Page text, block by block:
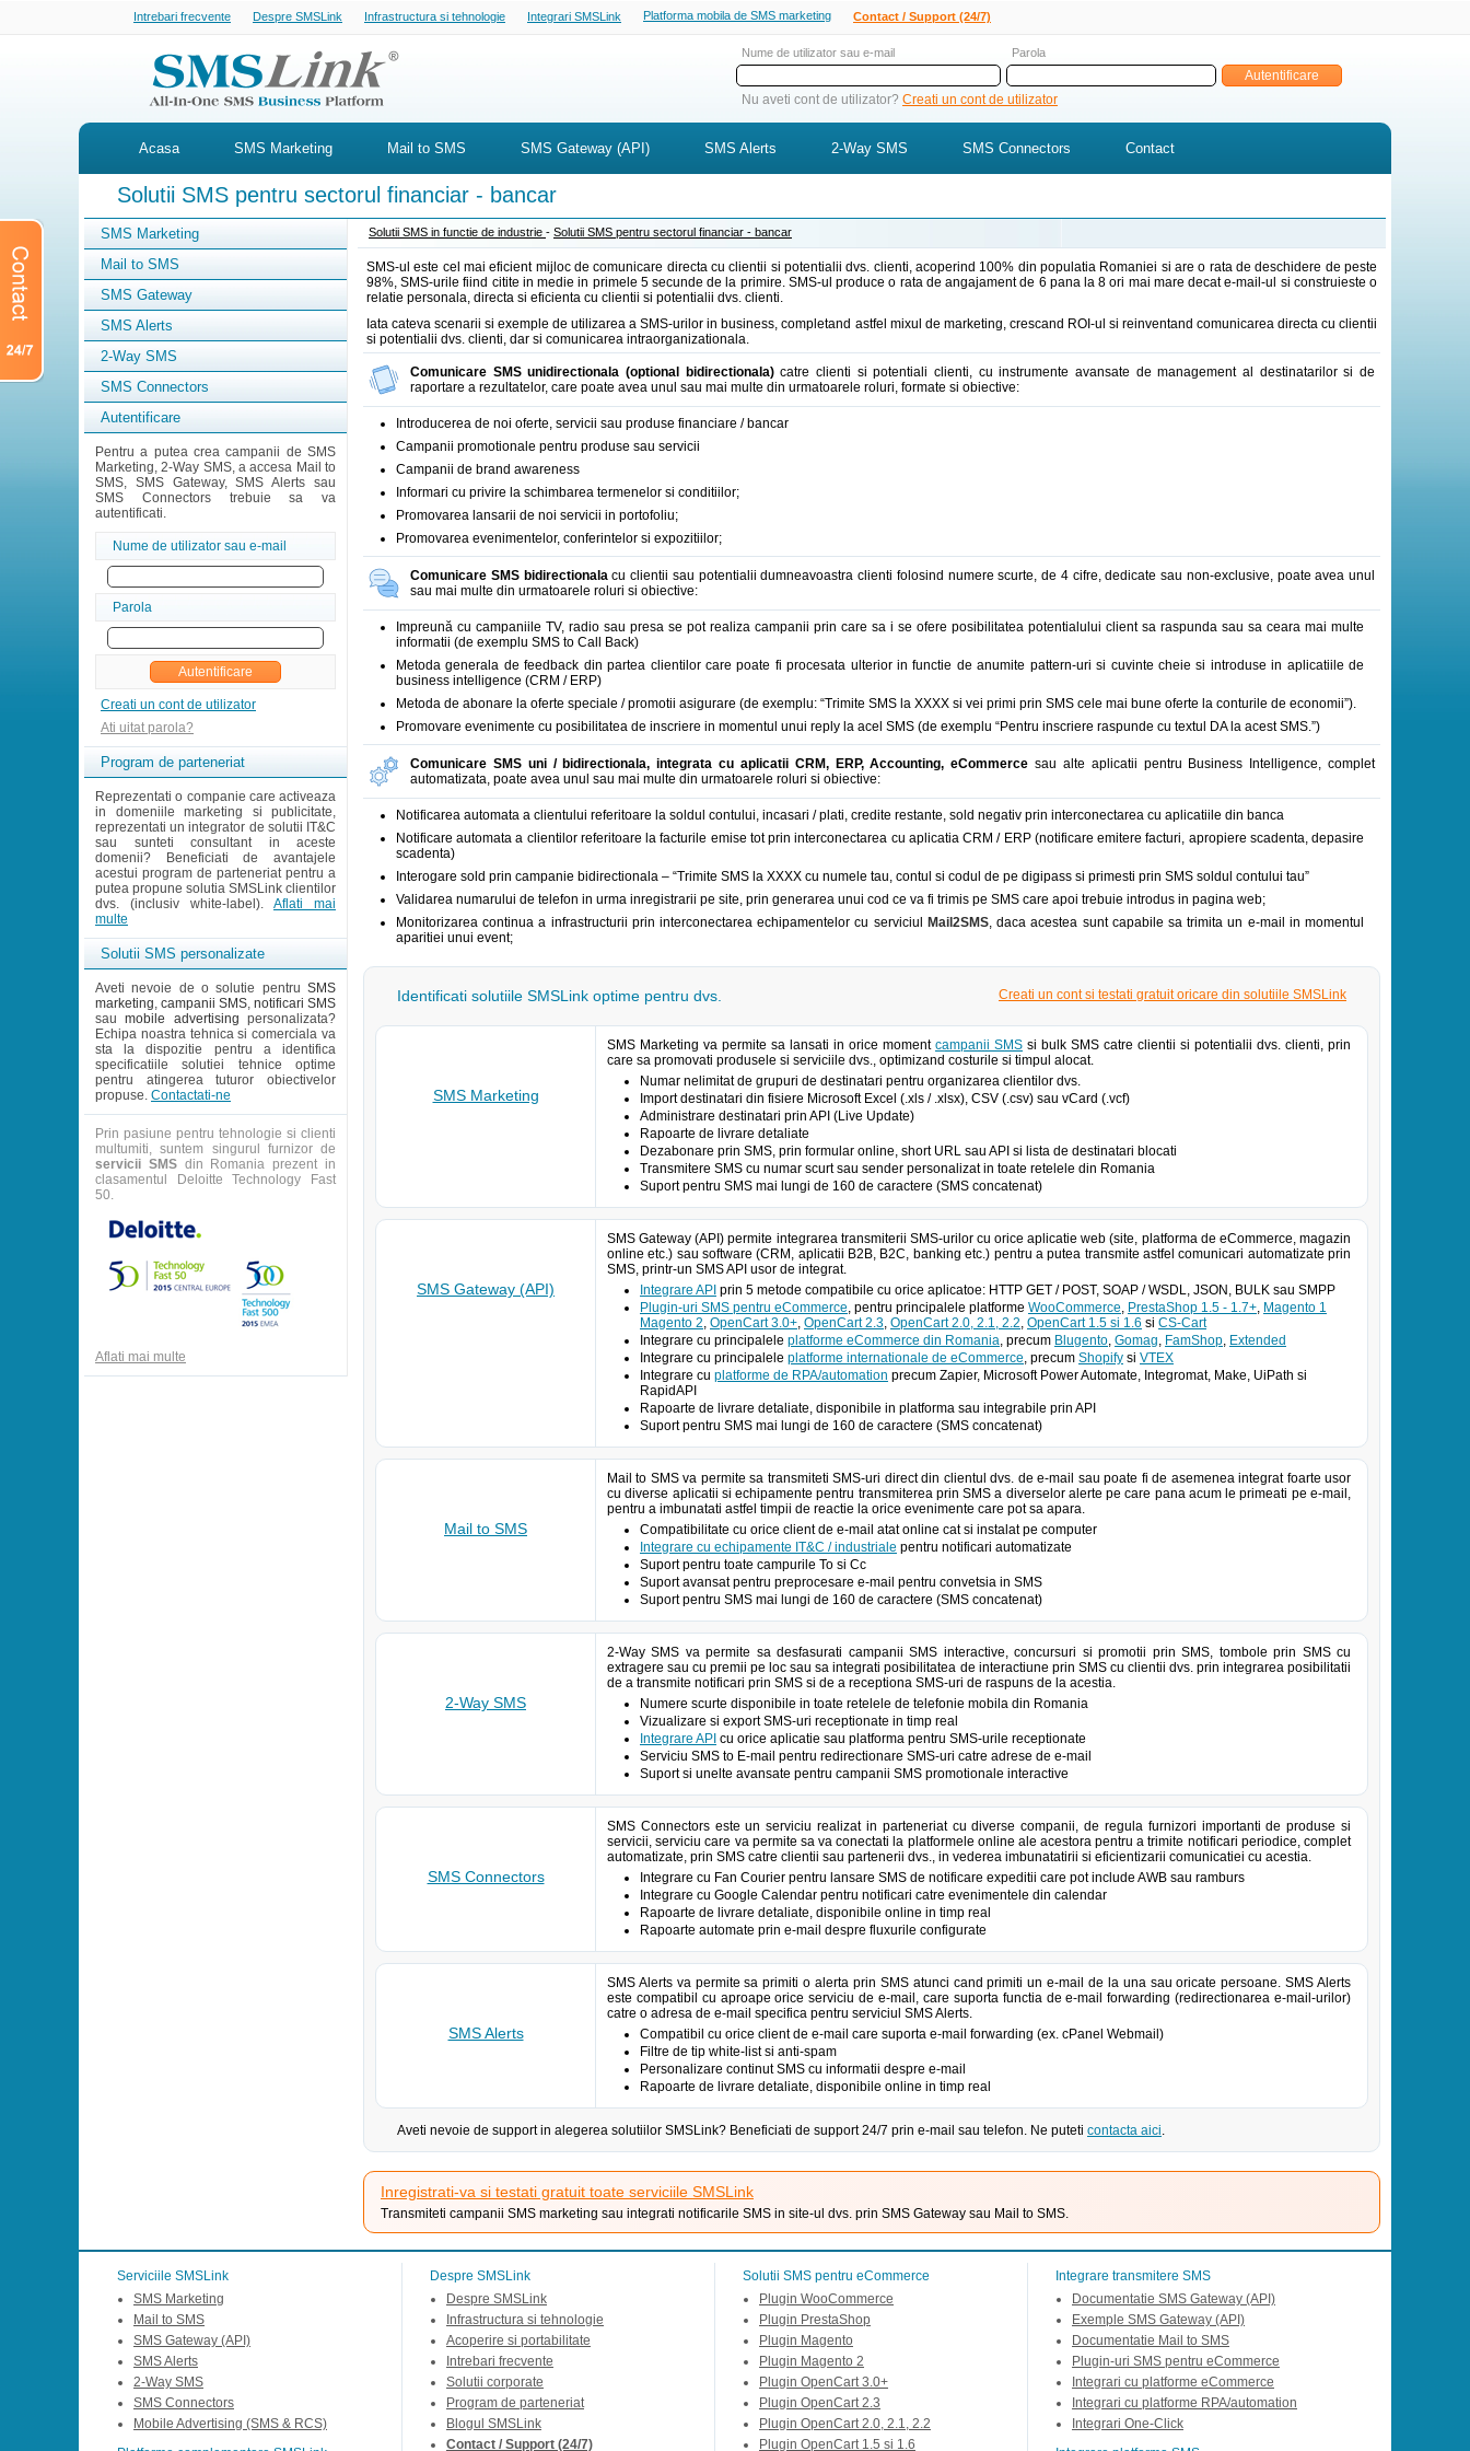
Intrebari frecvente Despre SMSLink Infrastructura si tehnologie Integrari SMSLink Platforma mobila de SMS marketing Contact / Support (24/7)
Nume de utilizator sau e-mail Parola
Nu aveti cont de utilizator? Creati un cont de utilizator
Acasa SMS Marketing Mail to SMS SMS Gateway (API) SMS Alerts 2-Way SMS SMS Connectors Contact
Solutii SMS pentru sectorul financiar - bancar
SMS Marketing
Mail to SMS
SMS Gateway
SMS Alerts
2-Way SMS
SMS Connectors
Autentificare
Pentru a putea crea campanii de SMS
Marketing, 2-Way SMS, a accesa Mail to
SMS, SMS Gateway, SMS Alerts sau
SMS Connectors trebuie sa va
autentificati.
Nume de utilizator sau e-mail
Parola
Creati un cont de utilizator
Ati uitat parola?
Program de parteneriat
Reprezentati o companie care activeaza
in domeniile marketing si publicitate,
reprezentati un integrator de solutii IT&C
sau sunteti consultant in aceste
domenii? Beneficiati de avantajele
acestui program de parteneriat pentru a
putea propune solutia SMSLink clientilor
dvs. (inclusiv white-label). Aflati mai
multe
Solutii SMS personalizate
Aveti nevoie de o solutie pentru SMS
marketing, campanii SMS, notificari SMS
saumobile advertising personalizata?
Echipa noastra tehnica si comerciala va
sta la dispozitie pentru a identifica
specificatiile solutiei tehnice optime
pentru atingerea tuturor obiectivelor
propuse. Contactati-ne
Prin pasiune pentru tehnologie si clienti
multumiti, suntem singurul furnizor de
servicii SMSdin Romania prezent in
clasamentul Deloitte Technology Fast
50.
Aflati mai multe
Solutii SMS in functie de industrie - Solutii SMS pentru sectorul financiar - bancar
SMS-ul este cel mai eficient mijloc de comunicare directa cu clientii si potentialii dvs. clienti, acoperind 100% din populatia Romaniei si are o rata de deschidere de peste
98%, SMS-urile fiind citite in medie in primele 5 secunde de la primire. SMS-ul produce o rata de angajament de 6 pana la 8 ori mai mare decat e-mail-ul si construieste o
relatie personala, directa si eficienta cu clientii si potentialii dvs. clienti.
Iata cateva scenarii si exemple de utilizarea a SMS-urilor in business, completand astfel mixul de marketing, crescand ROI-ul si reinventand comunicarea directa cu clientii
si potentialii dvs. clienti, dar si comunicarea intraorganizationala.
Comunicare SMS unidirectionala (optional bidirectionala)catre clienti si potentiali clienti, cu instrumente avansate de management al destinatarilor si de
raportare a rezultatelor, care poate avea unul sau mai multe din urmatoarele roluri, formate si obiective:
Introducerea de noi oferte, servicii sau produse financiare / bancar
Campanii promotionale pentru produse sau servicii
Campanii de brand awareness
Informari cu privire la schimbarea termenelor si conditiilor;
Promovarea lansarii de noi servicii in portofoliu;
Promovarea evenimentelor, conferintelor si expozitiilor;
Comunicare SMS bidirectionalacu clientii sau potentialii dumneavoastra clienti folosind numere scurte, de 4 cifre, dedicate sau non-exclusive, poate avea unul
sau mai multe din urmatoarele roluri si obiective:
Impreună cu campaniile TV, radio sau presa se pot realiza campanii prin care sa i se ofere posibilitatea potentialului client sa raspunda sau sa ceara mai multe
informatii (de exemplu SMS to Call Back)
Metoda generala de feedback din partea clientilor care poate fi procesata ulterior in functie de anumite pattern-uri si cuvinte cheie si introduse in aplicatiile de
business intelligence (CRM / ERP)
Metoda de abonare la oferte speciale / promotii asigurare (de exemplu: “Trimite SMS la XXXX si vei primi prin SMS cele mai bune oferte la conturile de economii”).
Promovare evenimente cu posibilitatea de inscriere in momentul unui reply la acel SMS (de exemplu “Pentru inscriere raspunde cu textul DA la acest SMS.”)
Comunicare SMS uni / bidirectionala, integrata cu aplicatii CRM, ERP, Accounting, eCommerce sau alte aplicatii pentru Business Intelligence, complet
automatizata, poate avea unul sau mai multe din urmatoarele roluri si obiective:
Notificarea automata a clientului referitoare la soldul contului, incasari / plati, credite restante, sold negativ prin interconectarea cu aplicatiile din banca
Notificare automata a clientilor referitoare la facturile emise tot prin interconectarea cu aplicatia CRM / ERP (notificare emitere facturi, apropiere scadenta, depasire
scadenta)
Interogare sold prin campanie bidirectionala – “Trimite SMS la XXXX cu numele tau, contul si codul de pe digipass si primesti prin SMS soldul contului tau”
Validarea numarului de telefon in urma inregistrarii pe site, prin generarea unui cod ce va fi trimis pe SMS care apoi trebuie introdus in pagina web;
Monitorizarea continua a infrastructurii prin interconectarea echipamentelor cu serviciul
Mail2SMS, daca acestea sunt capabile sa trimita un e-mail in momentul
aparitiei unui event;
Identificati solutiile SMSLink optime pentru dvs. Creati un cont si testati gratuit oricare din solutiile SMSLink
SMS Marketing
SMS Marketing va permite sa lansati in orice moment campanii SMS si bulk SMS catre clientii si potentialii dvs. clienti, prin
care sa promovati produsele si serviciile dvs., optimizand costurile si timpul alocat.
Numar nelimitat de grupuri de destinatari pentru organizarea clientilor dvs.
Import destinatari din fisiere Microsoft Excel (.xls / .xlsx), CSV (.csv) sau vCard (.vcf)
Administrare destinatari prin API (Live Update)
Rapoarte de livrare detaliate
Dezabonare prin SMS, prin formular online, short URL sau API si lista de destinatari blocati
Transmitere SMS cu numar scurt sau sender personalizat in toate retelele din Romania
Suport pentru SMS mai lungi de 160 de caractere (SMS concatenat)
SMS Gateway (API)
SMS Gateway (API) permite integrarea transmiterii SMS-urilor cu orice aplicatie web (site, platforma de eCommerce, magazin
online etc.) sau software (CRM, aplicatii B2B, B2C, banking etc.) pentru a putea transmite astfel comunicari automatizate prin
SMS, printr-un SMS API usor de integrat.
Integrare API prin 5 metode compatibile cu orice aplicatoe: HTTP GET / POST, SOAP / WSDL, JSON, BULK sau SMPP
Plugin-uri SMS pentru eCommerce, pentru principalele platforme WooCommerce, PrestaShop 1.5 - 1.7+, Magento 1
Magento 2, OpenCart 3.0+, OpenCart 2.3, OpenCart 2.0, 2.1, 2.2, OpenCart 1.5 si 1.6 si CS-Cart
Integrare cu principalele platforme eCommerce din Romania, precum Blugento, Gomag, FamShop, Extended
Integrare cu principalele platforme internationale de eCommerce, precum Shopify si VTEX
Integrare cu platforme de RPA/automation precum Zapier, Microsoft Power Automate, Integromat, Make, UiPath si
RapidAPI
Rapoarte de livrare detaliate, disponibile in platforma sau integrabile prin API
Suport pentru SMS mai lungi de 160 de caractere (SMS concatenat)
Mail to SMS
Mail to SMS va permite sa transmiteti SMS-uri direct din clientul dvs. de e-mail sau poate fi de asemenea integrat foarte usor
cu diverse aplicatii si echipamente pentru transmiterea prin SMS a diverselor alerte pe care pana acum le primeati pe e-mail,
pentru a imbunatati astfel timpii de reactie la orice evenimente care pot sa apara.
Compatibilitate cu orice client de e-mail atat online cat si instalat pe computer
Integrare cu echipamente IT&C / industriale pentru notificari automatizate
Suport pentru toate campurile To si Cc
Suport avansat pentru preprocesare e-mail pentru convetsia in SMS
Suport pentru SMS mai lungi de 160 de caractere (SMS concatenat)
2-Way SMS
2-Way SMS va permite sa desfasurati campanii SMS interactive, concursuri si promotii prin SMS, tombole prin SMS cu
extragere sau cu premii pe loc sau sa integrati posibilitatea de interactiune prin SMS cu clientii dvs. prin integrarea posibilitatii
de a transmite notificari prin SMS si de a receptiona SMS-uri de raspuns de la acestia.
Numere scurte disponibile in toate retelele de telefonie mobila din Romania
Vizualizare si export SMS-uri receptionate in timp real
Integrare API cu orice aplicatie sau platforma pentru SMS-urile receptionate
Serviciu SMS to E-mail pentru redirectionare SMS-uri catre adrese de e-mail
Suport si unelte avansate pentru campanii SMS promotionale interactive
SMS Connectors
SMS Connectors este un serviciu realizat in parteneriat cu diverse companii, de regula furnizori importanti de produse si
servicii, serviciu care va permite sa va conectati la platformele online ale acestora pentru a trimite notificari periodice, complet
automatizate, prin SMS catre clientii sau partenerii dvs., in vederea imbunatatirii si eficientizarii comunicatiei cu acestia.
Integrare cu Fan Courier pentru lansare SMS de notificare expeditii care pot include AWB sau ramburs
Integrare cu Google Calendar pentru notificari catre evenimentele din calendar
Rapoarte de livrare detaliate, disponibile online in timp real
Rapoarte automate prin e-mail despre fluxurile configurate
SMS Alerts
SMS Alerts va permite sa primiti o alerta prin SMS atunci cand primiti un e-mail de la una sau oricate persoane. SMS Alerts
este compatibil cu aproape orice serviciu de e-mail, care suporta functia de e-mail forwarding (redirectionarea e-mail-urilor)
catre o adresa de e-mail specifica pentru serviciul SMS Alerts.
Compatibil cu orice client de e-mail care suporta e-mail forwarding (ex. cPanel Webmail)
Filtre de tip white-list si anti-spam
Personalizare continut SMS cu informatii despre e-mail
Rapoarte de livrare detaliate, disponibile online in timp real
Aveti nevoie de support in alegerea solutiilor SMSLink? Beneficiati de support 24/7 prin e-mail sau telefon. Ne puteti contacta aici.
Inregistrati-va si testati gratuit toate serviciile SMSLink
Transmiteti campanii SMS marketing sau integrati notificarile SMS in site-ul dvs. prin SMS Gateway sau Mail to SMS.
Serviciile SMSLink
SMS Marketing
Mail to SMS
SMS Gateway (API)
SMS Alerts
2-Way SMS
SMS Connectors
Mobile Advertising (SMS & RCS)
Despre SMSLink
Despre SMSLink
Infrastructura si tehnologie
Acoperire si portabilitate
Intrebari frecvente
Solutii corporate
Program de parteneriat
Blogul SMSLink
Contact / Support (24/7)
Solutii SMS pentru eCommerce
Plugin WooCommerce
Plugin PrestaShop
Plugin Magento
Plugin Magento 2
Plugin OpenCart 3.0+
Plugin OpenCart 2.3
Plugin OpenCart 2.0, 2.1, 2.2
Plugin OpenCart 1.5 si 1.6
Integrare transmitere SMS
Documentatie SMS Gateway (API)
Exemple SMS Gateway (API)
Documentatie Mail to SMS
Plugin-uri SMS pentru eCommerce
Integrari cu platforme eCommerce
Integrari cu platforme RPA/automation
Integrari One-Click